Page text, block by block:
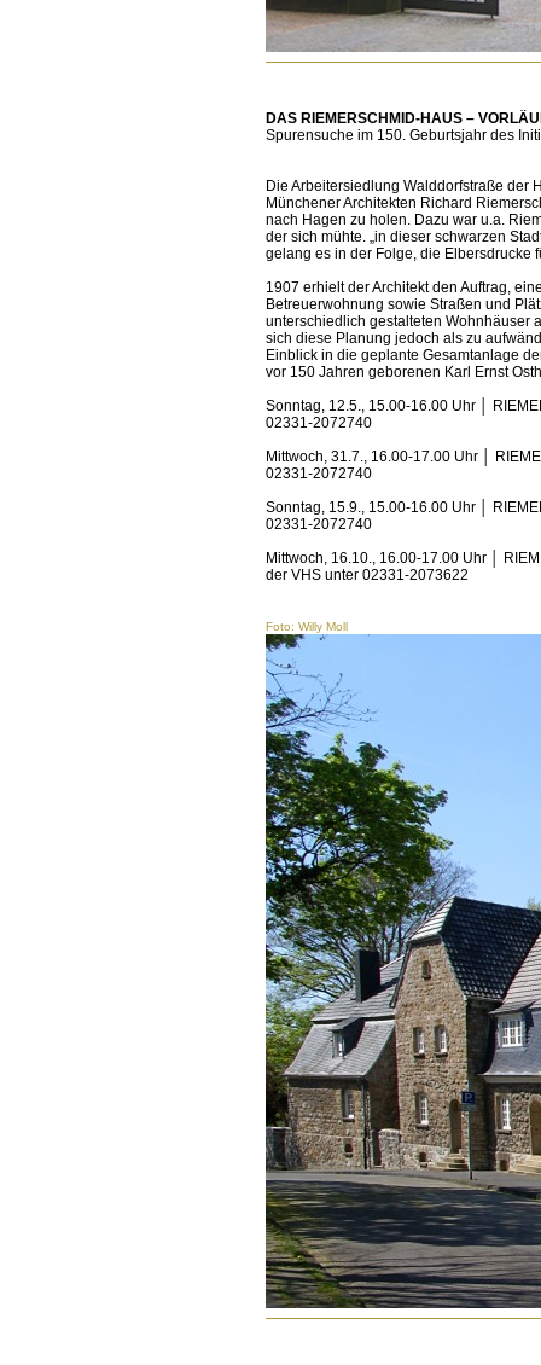
DAS RIEMERSCHMID-HAUS –
Spurensuche im 150. Geburtsjahr des
Die Arbeitersiedlung Walddorfstraße der
Münchener Architekten Richard
nach Hagen zu holen. Dazu war u.a.
der sich mühte. „in dieser schwarzen
gelang es in der Folge, die Elbersdrucke
1907 erhielt der Architekt den Auftrag,
Betreuerwohnung sowie Straßen und
unterschiedlich gestalteten Wohnhäuser
sich diese Planung jedoch als zu
Einblick in die geplante Gesamtanlage
vor 150 Jahren geborenen Karl Ernst
Sonntag, 12.5., 15.00-16.00 Uhr │
02331-2072740
Mittwoch, 31.7., 16.00-17.00 Uhr │
02331-2072740
Sonntag, 15.9., 15.00-16.00 Uhr │
02331-2072740
Mittwoch, 16.10., 16.00-17.00 Uhr │
der VHS unter 02331-2073622
Foto: Willy Moll